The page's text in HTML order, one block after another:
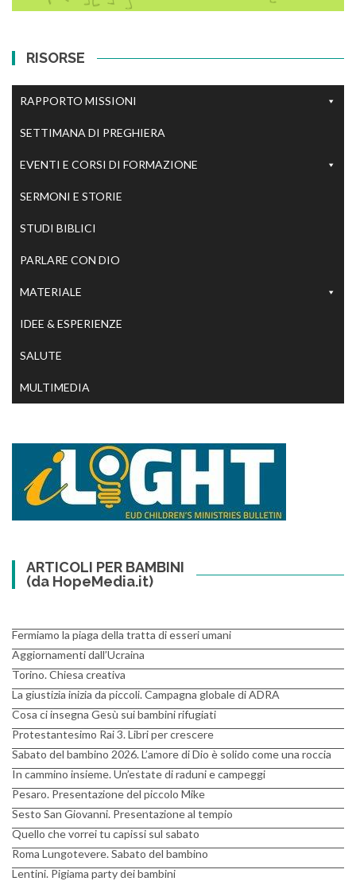
RISORSE
RAPPORTO MISSIONI
SETTIMANA DI PREGHIERA
EVENTI E CORSI DI FORMAZIONE
SERMONI E STORIE
STUDI BIBLICI
PARLARE CON DIO
MATERIALE
IDEE & ESPERIENZE
SALUTE
MULTIMEDIA
ARTICOLI PER BAMBINI
(da HopeMedia.it)
Fermiamo la piaga della tratta di esseri umani
Aggiornamenti dall’Ucraina
Torino. Chiesa creativa
La giustizia inizia da piccoli. Campagna globale di ADRA
Cosa ci insegna Gesù sui bambini rifugiati
Protestantesimo Rai 3. Libri per crescere
Sabato del bambino 2026. L’amore di Dio è solido come una roccia
In cammino insieme. Un’estate di raduni e campeggi
Pesaro. Presentazione del piccolo Mike
Sesto San Giovanni. Presentazione al tempio
Quello che vorrei tu capissi sul sabato
Roma Lungotevere. Sabato del bambino
Lentini. Pigiama party dei bambini